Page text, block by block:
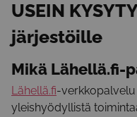
USEIN
järjestöille
Mikä Lähellä.fi-
Lähellä.fi-
yleishyödyllistä